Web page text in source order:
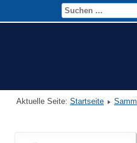
Aktuelle Seite: Startseite